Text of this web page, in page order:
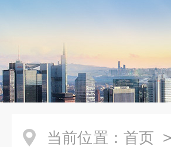
当前位置： 首页 >